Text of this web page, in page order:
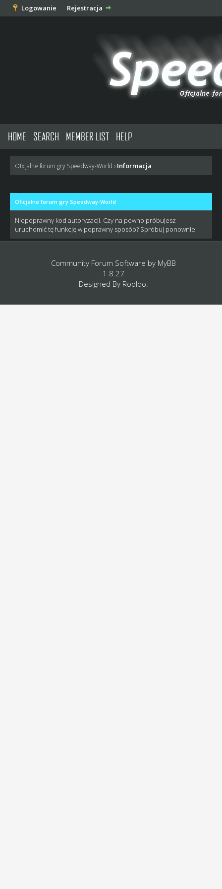
Logowanie Rejestracja
HOME SEARCH MEMBER LIST HELP
Oficjalne forum gry Speedway-World › Informacja
Oficjalne forum gry Speedway-World
Niepoprawny kod autoryzacji. Czy na pewno próbujesz
uruchomić tę funkcję w poprawny sposób? Spróbuj ponownie.
Community Forum Software by MyBB
1.8.27
Designed By Rooloo.